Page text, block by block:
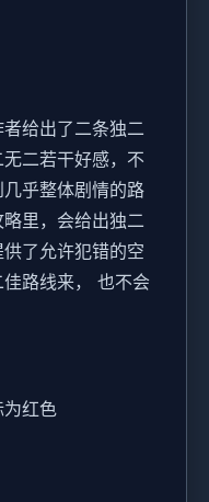
给出了二条独二
二若干好感，不
乎整体剧情的路
里，会给出独二
了允许犯错的空
路线来， 也不会
红色